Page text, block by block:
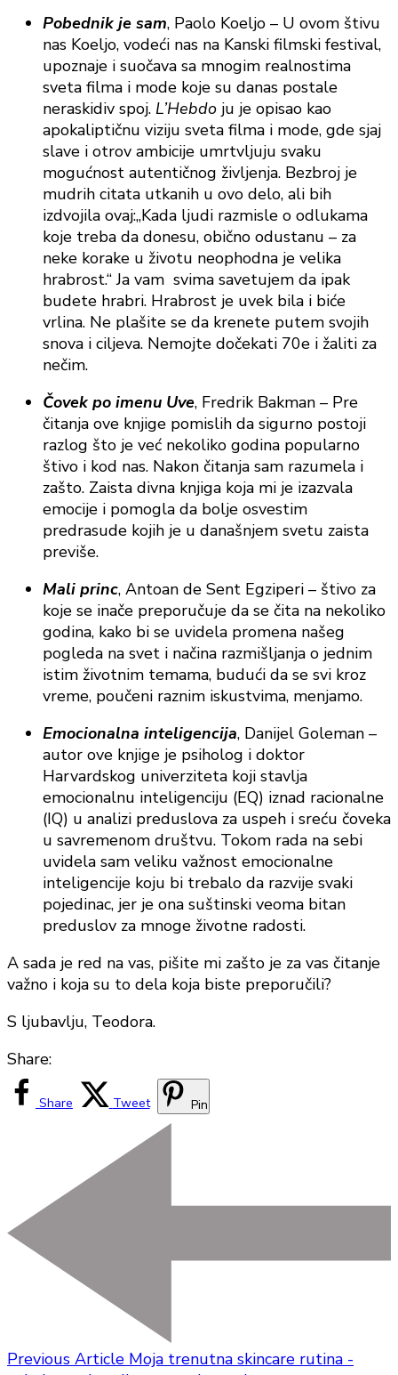
Pobednik je sam, Paolo Koeljo – U ovom štivu
nas Koeljo, vodeći nas na Kanski filmski festival,
upoznaje i suočava sa mnogim realnostima
sveta filma i mode koje su danas postale
neraskidiv spoj. L’Hebdo ju je opisao kao
apokaliptičnu viziju sveta filma i mode, gde sjaj
slave i otrov ambicije umrtvljuju svaku
mogućnost autentičnog življenja. Bezbroj je
mudrih citata utkanih u ovo delo, ali bih
izdvojila ovaj:„Kada ljudi razmisle o odlukama
koje treba da donesu, obično odustanu – za
neke korake u životu neophodna je velika
hrabrost.“ Ja vam svima savetujem da ipak
budete hrabri. Hrabrost je uvek bila i biće
vrlina. Ne plašite se da krenete putem svojih
snova i ciljeva. Nemojte dočekati 70e i žaliti za
nečim.
Čovek po imenu Uve, Fredrik Bakman – Pre
čitanja ove knjige pomislih da sigurno postoji
razlog što je već nekoliko godina popularno
štivo i kod nas. Nakon čitanja sam razumela i
zašto. Zaista divna knjiga koja mi je izazvala
emocije i pomogla da bolje osvestim
predrasude kojih je u današnjem svetu zaista
previše.
Mali princ, Antoan de Sent Egziperi – štivo za
koje se inače preporučuje da se čita na nekoliko
godina, kako bi se uvidela promena našeg
pogleda na svet i načina razmišljanja o jednim
istim životnim temama, budući da se svi kroz
vreme, poučeni raznim iskustvima, menjamo.
Emocionalna inteligencija, Danijel Goleman –
autor ove knjige je psiholog i doktor
Harvardskog univerziteta koji stavlja
emocionalnu inteligenciju (EQ) iznad racionalne
(IQ) u analizi preduslova za uspeh i sreću čoveka
u savremenom društvu. Tokom rada na sebi
uvidela sam veliku važnost emocionalne
inteligencije koju bi trebalo da razvije svaki
pojedinac, jer je ona suštinski veoma bitan
preduslov za mnoge životne radosti.
A sada je red na vas, pišite mi zašto je za vas čitanje
važno i koja su to dela koja biste preporučili?
S ljubavlju, Teodora.
Share:
Share Tweet Pin
Previous Article Moja trenutna skincare rutina -